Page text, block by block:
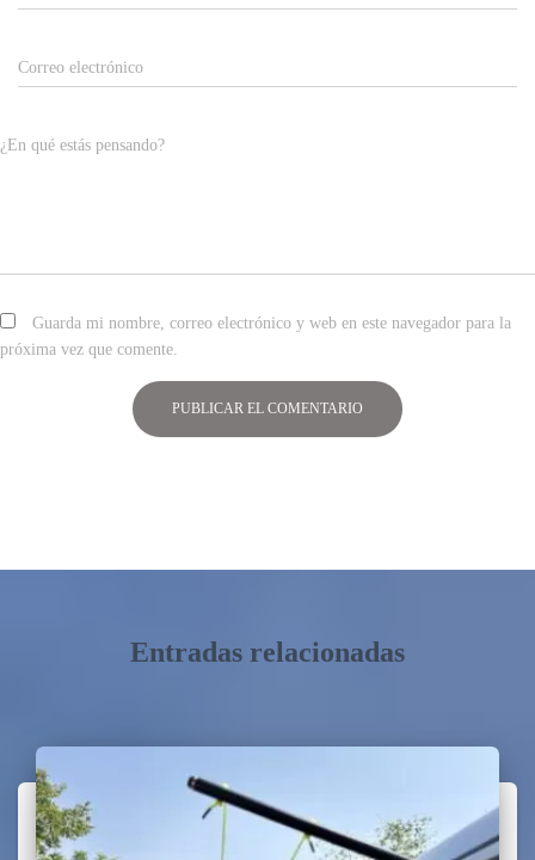
Correo electrónico
¿En qué estás pensando?
Guarda mi nombre, correo electrónico y web en este navegador para la
próxima vez que comente.
Entradas relacionadas